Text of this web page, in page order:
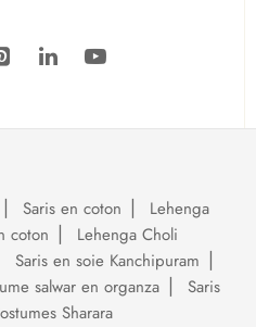
Saris en coton
Lehenga
coton
Lehenga Choli
Saris en soie Kanchipuram
salwar en organza
Saris
Sharara